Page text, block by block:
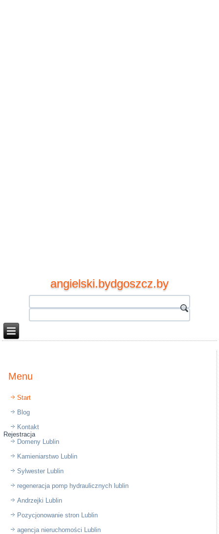
angielski.bydgoszcz.by
Menu
Start
Blog
Kontakt
Rejestracja
Domeny Lublin
Kamieniarstwo Lublin
Sylwester Lublin
regeneracja pomp hydraulicznych lublin
Andrzejki Lublin
Pozycjonowanie stron Lublin
agencja nieruchomości Lublin